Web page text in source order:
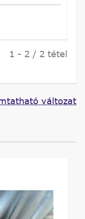
1 - 2 / 2 tétel
változat